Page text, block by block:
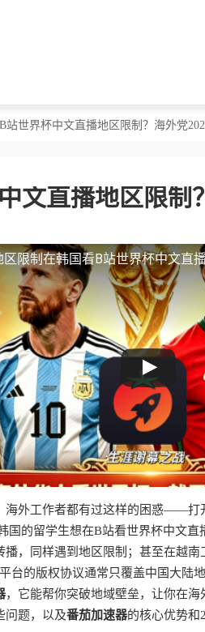
站世界杯中文直播地区限制？海外党
文直播地区限制
区限制在韩国看B站世界杯中文直
海外工作者都有过这样的困惑——打
国的留学生想在B站看世界杯中文
，同样遇到地区限制；甚至在越
台的版权协议通常只覆盖中国大陆
，它能帮你突破地域壁垒，让你在
问题，以及番茄加速器的核心优势和